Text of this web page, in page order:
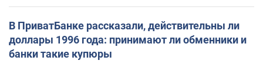
В ПриватБанке рассказали, действительны ли
доллары 1996 года: принимают ли обменники и
банки такие купюры